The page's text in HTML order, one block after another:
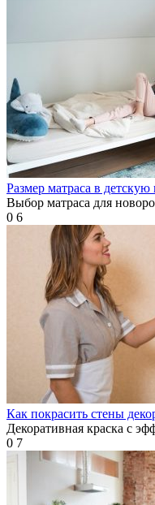
Размер матраса в
Выбор матраса для
0 6
Как покрасить стены
Декоративная краска с
0 7